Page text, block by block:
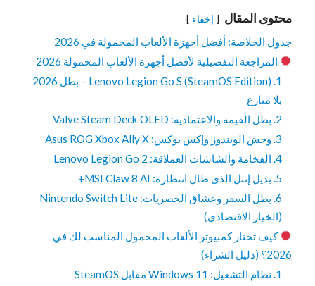
محتوى المقال إخفاء
جدول الخلاصة: أفضل أجهزة الألعاب المحمولة في 2026
المراجعة التفصيلية لأفضل أجهزة الألعاب المحمولة 2026
1. Lenovo Legion Go S (SteamOS Edition) – بطل 2026
بلا منازع
2. بطل القيمة والاعتمادية: Valve Steam Deck OLED
3. وحش الويندوز وإكس بوكس: Asus ROG Xbox Ally X
4. الفخامة والشاشات العملاقة: Lenovo Legion Go 2
5. بديل إنتل الذي طال انتظاره: MSI Claw 8 AI+
6. بطل السفر وعشاق الحصريات: Nintendo Switch Lite
(الخيار الاقتصادي)
كيف تختار كمبيوتر الألعاب المحمول المناسب لك في
2026؟ (دليل الشراء)
1. نظام التشغيل: Windows 11 مقابل SteamOS